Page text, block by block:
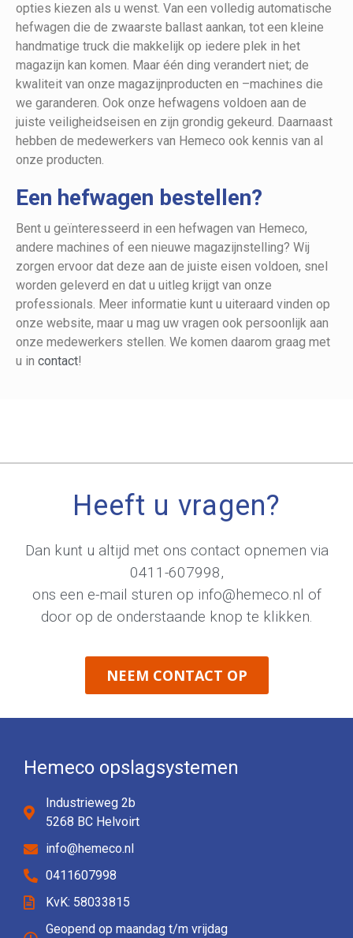
opties kiezen als u wenst. Van een volledig automatische
hefwagen die de zwaarste ballast aankan, tot een kleine
handmatige truck die makkelijk op iedere plek in het
magazijn kan komen. Maar één ding verandert niet; de
kwaliteit van onze magazijnproducten en –machines die
we garanderen. Ook onze hefwagens voldoen aan de
juiste veiligheidseisen en zijn grondig gekeurd. Daarnaast
hebben de medewerkers van Hemeco ook kennis van al
onze producten.
Een hefwagen bestellen?
Bent u geïnteresseerd in een hefwagen van Hemeco,
andere machines of een nieuwe magazijnstelling? Wij
zorgen ervoor dat deze aan de juiste eisen voldoen, snel
worden geleverd en dat u uitleg krijgt van onze
professionals. Meer informatie kunt u uiteraard vinden op
onze website, maar u mag uw vragen ook persoonlijk aan
onze medewerkers stellen. We komen daarom graag met
u in contact!
Heeft u vragen?
Dan kunt u altijd met ons contact opnemen via
0411-607998,
ons een e-mail sturen op info@hemeco.nl of
door op de onderstaande knop te klikken.
NEEM CONTACT OP
Hemeco opslagsystemen
Industrieweg 2b
5268 BC Helvoirt
info@hemeco.nl
0411607998
KvK: 58033815
Geopend op maandag t/m vrijdag